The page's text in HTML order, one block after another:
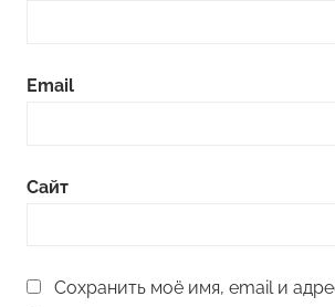
Email
Сайт
Сохранить моё имя, email и